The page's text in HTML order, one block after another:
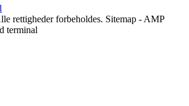
rettigheder forbeholdes. Sitemap - AMP
terminal